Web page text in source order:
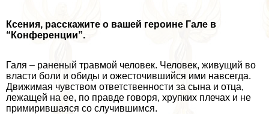
Ксения, расскажите о вашей героине Гале в
“Конференции”.
Галя – раненый травмой человек. Человек, живущий во
власти боли и обиды и ожесточившийся ими навсегда.
Движимая чувством ответственности за сына и отца,
лежащей на ее, по правде говоря, хрупких плечах и не
примирившаяся со случившимся.